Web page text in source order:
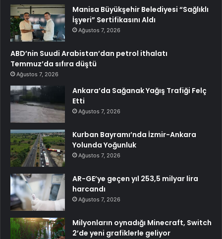
Manisa Büyükşehir Belediyesi “Sağlıklı
İşyeri” Sertifikasını Aldı
Ağustos 7, 2026
ABD’nin Suudi Arabistan’dan petrol ithalatı
Temmuz’da sıfıra düştü
Ağustos 7, 2026
Ankara’da Sağanak Yağış Trafiği Felç
Etti
Ağustos 7, 2026
Kurban Bayramı’nda İzmir-Ankara
Yolunda Yoğunluk
Ağustos 7, 2026
AR-GE’ye geçen yıl 253,5 milyar lira
harcandı
Ağustos 7, 2026
Milyonların oynadığı Minecraft, Switch
2’de yeni grafiklerle geliyor